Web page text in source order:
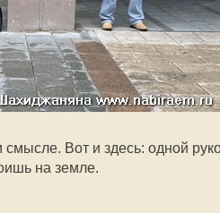
Вот и здесь: одной
на земле.